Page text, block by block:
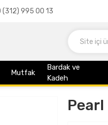
(312) 995 00 13
Mutfak
Bardak ve
Kadeh
Pearl